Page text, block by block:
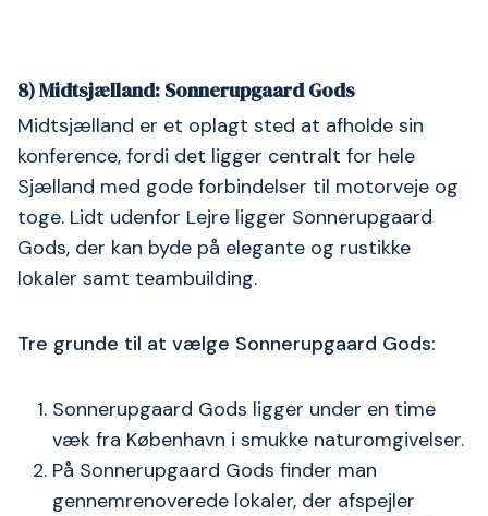
8) Midtsjælland: Sonnerupgaard Gods
Midtsjælland er et oplagt sted at afholde sin
konference, fordi det ligger centralt for hele
Sjælland med gode forbindelser til motorveje og
toge. Lidt udenfor Lejre ligger Sonnerupgaard
Gods, der kan byde på elegante og rustikke
lokaler samt teambuilding.
Tre grunde til at vælge Sonnerupgaard Gods:
Sonnerupgaard Gods ligger under en time
væk fra København i smukke naturomgivelser.
På Sonnerupgaard Gods finder man
gennemrenoverede lokaler, der afspejler